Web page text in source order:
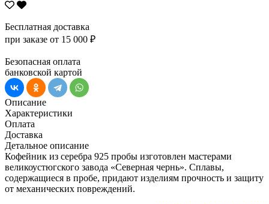
Бесплатная доставка
при заказе от 15 000 ₽
Безопасная оплата
банковской картой
Описание
Характеристики
Оплата
Доставка
Детальное описание
Кофейник из серебра 925 пробы изготовлен мастерами
великоустюгского завода «Северная чернь». Сплавы,
содержащиеся в пробе, придают изделиям прочность и защиту
от механических повреждений.